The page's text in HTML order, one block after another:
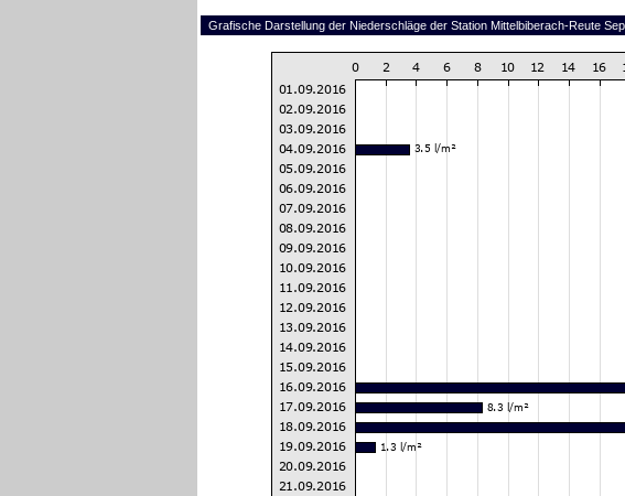
Grafische Darstellung der Niederschläge der Station Mittelbiberach-Reute